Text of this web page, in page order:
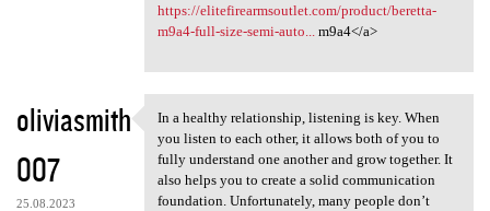
https://elitefirearmsoutlet.com/product/beretta-
m9a4-full-size-semi-auto...
m9a4</a>
oliviasmith
007
25.08.2023
In a healthy relationship,
In a healthy relationship, listening is key. When
you listen to each other, it allows both of you to
fully understand one another and grow together. It
also helps you to create a solid communication
foundation. Unfortunately, many people don’t